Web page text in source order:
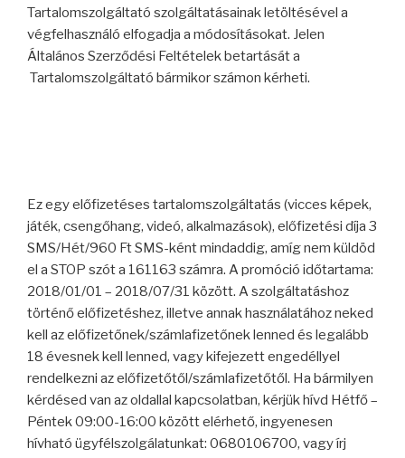
Tartalomszolgáltató szolgáltatásainak letöltésével a
végfelhasználó elfogadja a módosításokat. Jelen
Általános Szerződési Feltételek betartását a
Tartalomszolgáltató bármikor számon kérheti.
Ez egy előfizetéses tartalomszolgáltatás (vicces képek,
játék, csengőhang, videó, alkalmazások), előfizetési díja 3
SMS/Hét/960 Ft SMS-ként mindaddig, amíg nem küldöd
el a STOP szót a 161163 számra. A promóció időtartama:
2018/01/01 – 2018/07/31 között. A szolgáltatáshoz
történő előfizetéshez, illetve annak használatához neked
kell az előfizetőnek/számlafizetőnek lenned és legalább
18 évesnek kell lenned, vagy kifejezett engedéllyel
rendelkezni az előfizetőtől/számlafizetőtől. Ha bármilyen
kérdésed van az oldallal kapcsolatban, kérjük hívd Hétfő –
Péntek 09:00-16:00 között elérhető, ingyenesen
hívható ügyfélszolgálatunkat: 0680106700, vagy írj